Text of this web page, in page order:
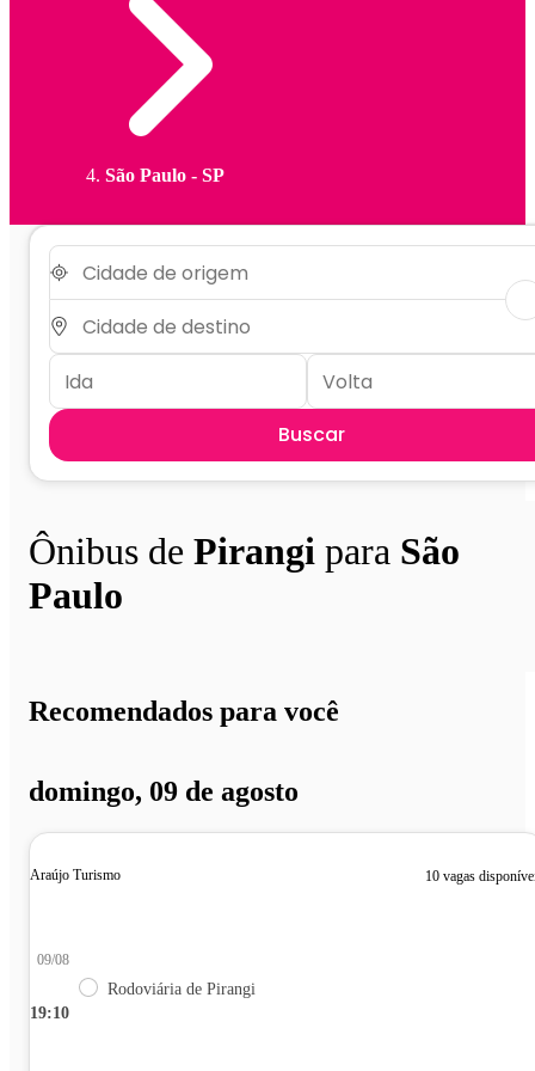
São Paulo - SP
Buscar
Ônibus de Pirangi para São
Paulo
Recomendados para você
domingo, 09 de agosto
Araújo Turismo 10 vagas
19:10
09/08
Rodoviária de Pirangi